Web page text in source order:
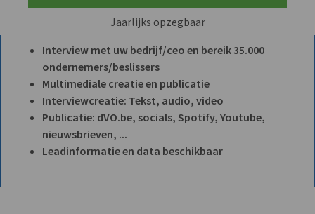
Jaarlijks opzegbaar
Interview met uw bedrijf/ceo en bereik 35.000
ondernemers/beslissers
Multimediale creatie en publicatie
Interviewcreatie: Tekst, audio, video
Publicatie: dVO.be, socials, Spotify, Youtube,
nieuwsbrieven, ...
Leadinformatie en data beschikbaar